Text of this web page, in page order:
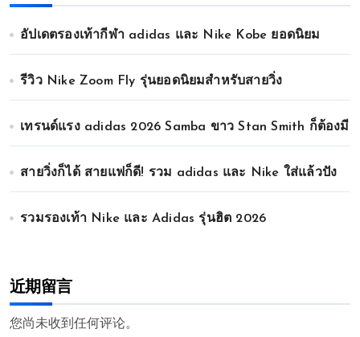
อัปเดตรองเท้ากีฬา adidas และ Nike Kobe ยอดนิยม
รีวิว Nike Zoom Fly รุ่นยอดนิยมสำหรับสายวิ่ง
เทรนด์แรง adidas 2026 Samba ขาว Stan Smith ก็ต้องมี
สายวิ่งก็ได้ สายแฟก็ดี! รวม adidas และ Nike ใส่แล้วปัง
รวมรองเท้า Nike และ Adidas รุ่นฮิต 2026
近期留言
您尚未收到任何评论。